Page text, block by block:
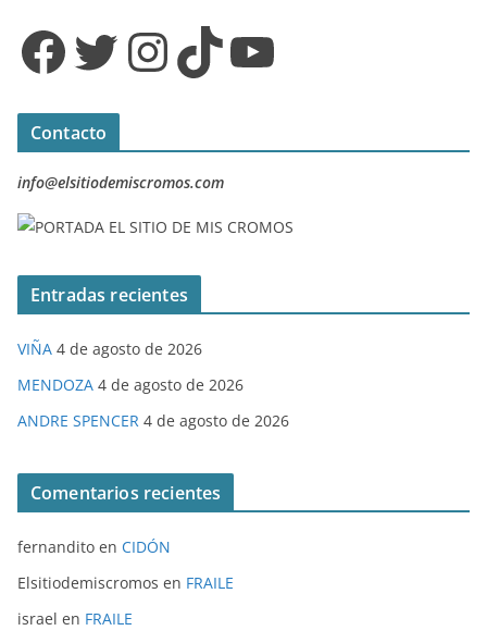
Facebook Twitter InstagramTikTok YouTube
Contacto
info@elsitiodemiscromos.com
Entradas recientes
VIÑA 4 de agosto de 2026
MENDOZA 4 de agosto de 2026
ANDRE SPENCER 4 de agosto de 2026
Comentarios recientes
fernandito en CIDÓN
Elsitiodemiscromos en FRAILE
israel en FRAILE